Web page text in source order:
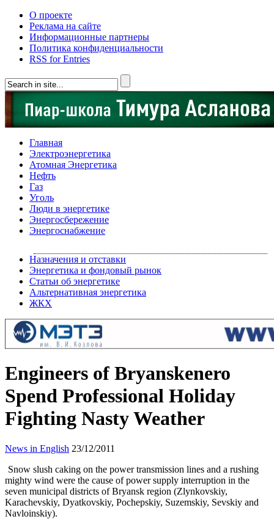
О проекте
Реклама на сайте
Информационные партнеры
Политика конфиденциальности
RSS for Entries
Главная
Электроэнергетика
Атомная Энергетика
Нефть
Газ
Уголь
Люди в энергетике
Энергосбережение
Энергоснабжение
Назначения и отставки
Энергетика и фондовый рынок
Статьи об энергетике
Альтернативная энергетика
ЖКХ
Engineers of Bryanskenero
Spend Professional Holiday
Fighting Nasty Weather
News in English 23/12/2011
Snow slush caking on the power transmission lines and a rushing
mighty wind were the cause of power supply interruption in the
seven municipal districts of Bryansk region (Zlynkovskiy,
Karachevskiy, Dyatkovskiy, Pochepskiy, Suzemskiy, Sevskiy and
Navloinskiy).